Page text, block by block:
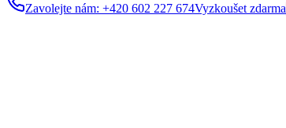
Zavolejte nám: +420 602 227 674Vyzkoušet zdarma